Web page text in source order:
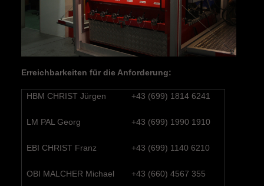
Erreichbarkeiten für die Anforderung:
HBM CHRIST Jürgen +43 (699) 1814 6241
LM PAL Georg +43 (699) 1990 1910
EBI CHRIST Franz +43 (699) 1140 6210
OBI MALCHER Michael +43 (660) 4567 355